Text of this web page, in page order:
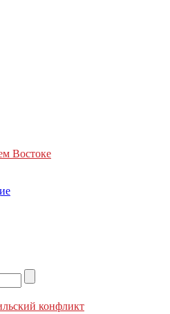
Востоке
конфликт